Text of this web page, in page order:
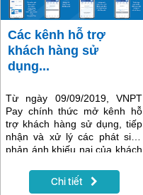
Các kênh hỗ trợ
khách hàng sử
dụng...
Từ ngày 09/09/2019, VNPT
Pay chính thức mở kênh hỗ
trợ khách hàng sử dụng, tiếp
nhận và xử lý các phát sinh
phản ánh khiếu nại của khách
18001091/nhánh 6, hỗ trợ
Online qua Fanpage VNPT
Chi tiết